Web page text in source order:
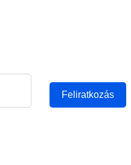
Feliratkozás